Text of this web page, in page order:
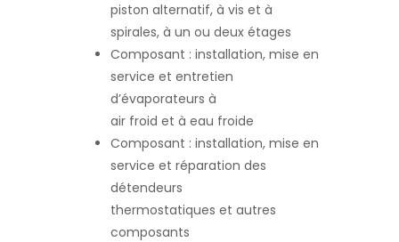
piston alternatif, à vis et à
spirales, à un ou deux étages
Composant : installation, mise en
service et entretien
d’évaporateurs à
air froid et à eau froide
Composant : installation, mise en
service et réparation des
détendeurs
thermostatiques et autres
composants